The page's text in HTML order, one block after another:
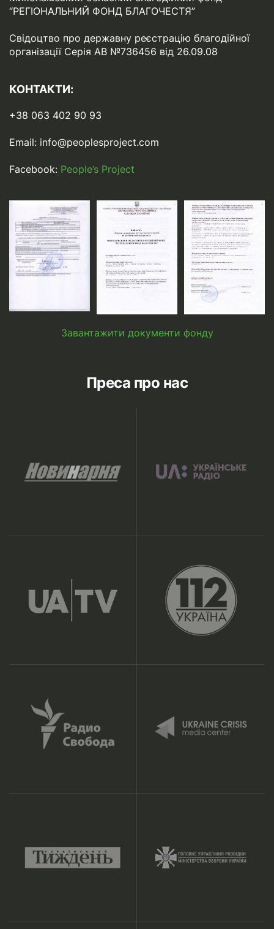
“РЕГІОНАЛЬНИЙ ФОНД БЛАГОЧЕСТЯ”
Свідоцтво про державну реєстрацію благодійної
організації Серія АВ №736456 від 26.09.08
КОНТАКТИ:
+38 063 402 90 93
Email: info@peoplesproject.com
Facebook: People’s Project
Завантажити документи фонду
Преса про нас